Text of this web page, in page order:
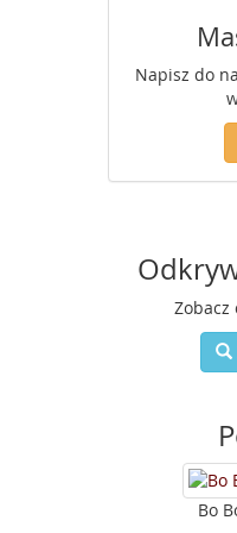
Napisz do
Bo